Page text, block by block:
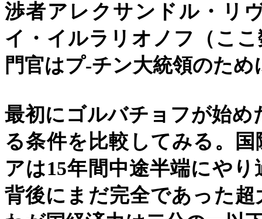
渉者アレクサンドル・リ
イ・イルラリオノフ（こ
門官はプ-チン大統領のた
最初にゴルバチョフが始め
る条件を比較してみる。
アは15年間中途半端にや
背後にまだ完全であった